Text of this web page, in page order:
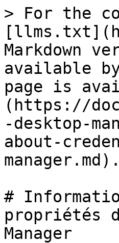
> For the
Markdown
available
page is
(https://
-desktop-
about-
manager.md).
#
propriétés
Manager